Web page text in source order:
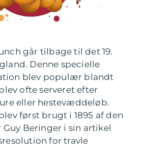
går tilbage til det 19.
Denne specielle
blev populær blandt
ofte serveret efter
eller hestevæddeløb.
først brugt i 1895 af den
Beringer i sin artikel
for travle